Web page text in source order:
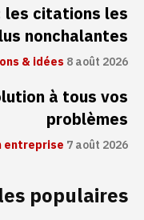
les citations les
nonchalantes
& idées8 août 2026
à tous vos
problèmes
entreprise 7 août 2026
populaires